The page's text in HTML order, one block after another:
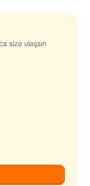
size ulaşsın